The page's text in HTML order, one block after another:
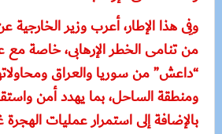
وفِى هذا الإطار، أعرب وزير
من تنامى الخطر الإرهابى، خاصة مع
“داعش” من سوريا والعراق
ومنطقة الساحل، بما يهدد أمن
بالإضافة إلى استمرار عمليات